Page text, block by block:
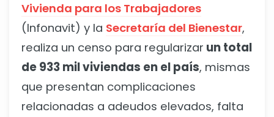
Vivienda para los Trabajadores
(Infonavit) y la Secretaría del Bienestar,
realiza un censo para regularizar un total
de 933 mil viviendas en el país, mismas
que presentan complicaciones
relacionadas a adeudos elevados, falta